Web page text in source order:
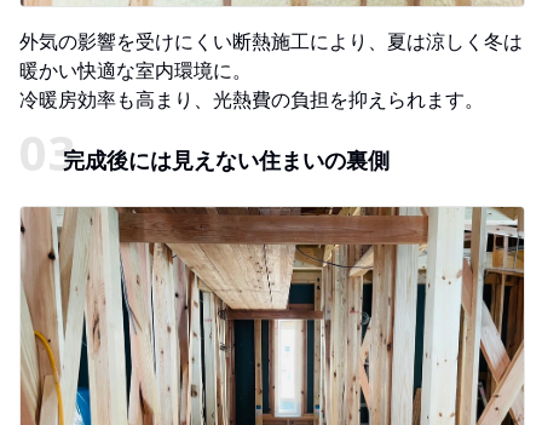
外気の影響を受けにくい断熱施工により、夏は涼しく冬は
暖かい快適な室内環境に。
冷暖房効率も高まり、光熱費の負担を抑えられます。
完成後には見えない住まいの裏側